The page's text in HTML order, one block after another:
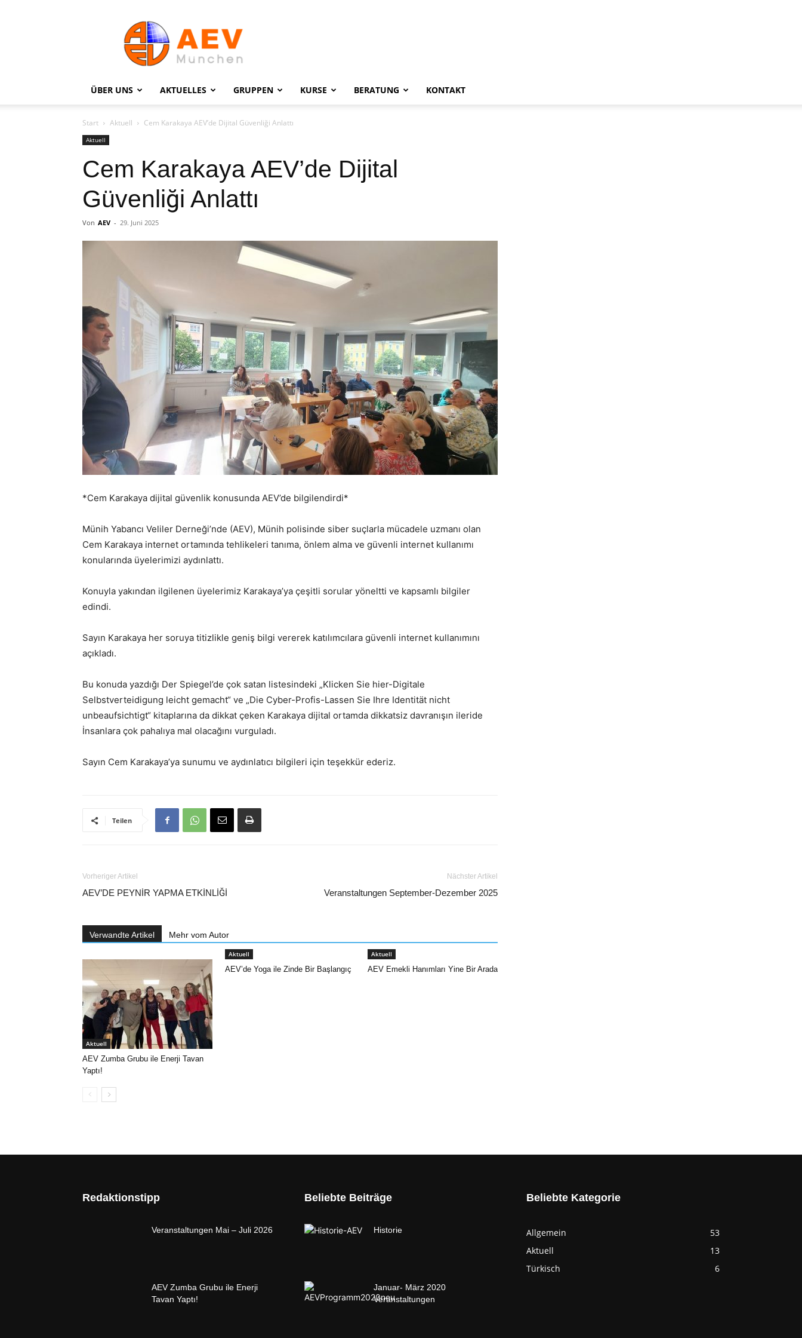
Elternverein
München
e.V.
ÜBER UNS
AKTUELLES GRUPPEN KURSE BERATUNG KONTAKT
Start Aktuell Cem Karakaya AEV’de Dijital Güvenliği Anlattı
Aktuell
Cem Karakaya AEV’de Dijital
Güvenliği Anlattı
Von AEV - 29. Juni 2025
*Cem Karakaya dijital güvenlik konusunda AEV’de bilgilendirdi*
Münih Yabancı Veliler Derneği’nde (AEV), Münih polisinde siber suçlarla mücadele uzmanı olan
Cem Karakaya internet ortamında tehlikeleri tanıma, önlem alma ve güvenli internet kullanımı
konularında üyelerimizi aydınlattı.
Konuyla yakından ilgilenen üyelerimiz Karakaya’ya çeşitli sorular yöneltti ve kapsamlı bilgiler
edindi.
Sayın Karakaya her soruya titizlikle geniş bilgi vererek katılımcılara güvenli internet kullanımını
açıkladı.
Bu konuda yazdığı Der Spiegel’de çok satan listesindeki „Klicken Sie hier-Digitale
Selbstverteidigung leicht gemacht“ ve „Die Cyber-Profis-Lassen Sie Ihre Identität nicht
unbeaufsichtigt“ kitaplarına da dikkat çeken Karakaya dijital ortamda dikkatsiz davranışın ileride
İnsanlara çok pahalıya mal olacağını vurguladı.
Sayın Cem Karakaya’ya sunumu ve aydınlatıcı bilgileri için teşekkür ederiz.
Teilen
Vorheriger Artikel
AEV’DE PEYNİR YAPMA ETKİNLİĞİ
Nächster Artikel
Veranstaltungen September-Dezember 2025
Verwandte Artikel Mehr vom Autor
Aktuell
AEV Zumba Grubu ile Enerji Tavan
Yaptı!
Aktuell
AEV’de Yoga ile Zinde Bir Başlangıç
Aktuell
AEV Emekli Hanımları Yine Bir Arada
Redaktionstipp
Veranstaltungen Mai – Juli 2026
AEV Zumba Grubu ile Enerji
Tavan Yaptı!
Beliebte Beiträge
Historie
Januar- März 2020
Veranstaltungen
Beliebte Kategorie
Allgemein
53
Aktuell
13
Türkisch
6